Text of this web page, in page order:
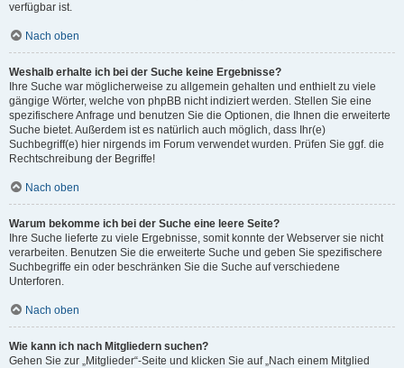
verfügbar ist.
Nach oben
Weshalb erhalte ich bei der Suche keine Ergebnisse?
Ihre Suche war möglicherweise zu allgemein gehalten und enthielt zu viele
gängige Wörter, welche von phpBB nicht indiziert werden. Stellen Sie eine
spezifischere Anfrage und benutzen Sie die Optionen, die Ihnen die erweiterte
Suche bietet. Außerdem ist es natürlich auch möglich, dass Ihr(e)
Suchbegriff(e) hier nirgends im Forum verwendet wurden. Prüfen Sie ggf. die
Rechtschreibung der Begriffe!
Nach oben
Warum bekomme ich bei der Suche eine leere Seite?
Ihre Suche lieferte zu viele Ergebnisse, somit konnte der Webserver sie nicht
verarbeiten. Benutzen Sie die erweiterte Suche und geben Sie spezifischere
Suchbegriffe ein oder beschränken Sie die Suche auf verschiedene
Unterforen.
Nach oben
Wie kann ich nach Mitgliedern suchen?
Gehen Sie zur „Mitglieder“-Seite und klicken Sie auf „Nach einem Mitglied